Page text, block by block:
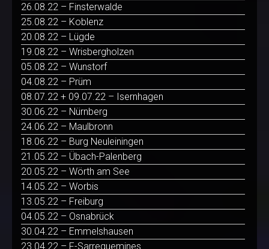
26.08.22 – Finsterwalde
25.08.22 – Koblenz
20.08.22 – Lügde
19.08.22 – Wrisbergholzen
05.08.22 – Wunstorf
04.08.22 – Prüm
08.07.22 + 09.07.22 – Isernhagen
30.06.22 – Nürnberg
24.06.22 – Maulbronn
18.06.22 – Burg Neuleiningen
21.05.22 – Übach-Palenberg
20.05.22 – Wörth am See
14.05.22 – Worbis
13.05.22 – Freiburg
04.05.22 – Osnabrück
30.04.22 – Emmelshausen
23.04.22 – F-Sarreguemines